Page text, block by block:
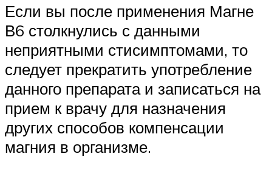
Если вы после применения Магне
В6 столкнулись с данными
неприятными стисимптомами, то
следует прекратить употребление
данного препарата и записаться на
прием к врачу для назначения
других способов компенсации
магния в организме.